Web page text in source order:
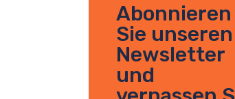
Abonnieren
Sie unseren
Newsletter
und